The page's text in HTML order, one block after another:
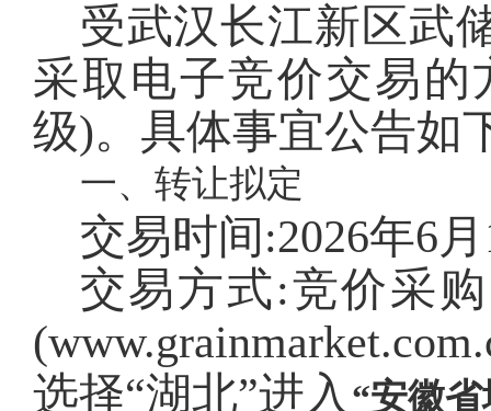
受武汉长江新区武
采取电子竞价交易
级)。具体事宜公告如
一、转让拟定
交易时间 :2026年6
交易方式:竞价采
选择“湖北”进入 “安徽